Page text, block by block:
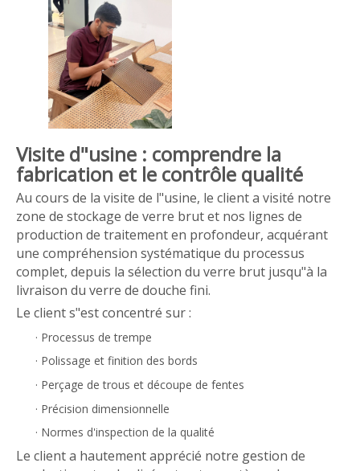
Visite d"usine : comprendre la
fabrication et le contrôle qualité
Au cours de la visite de l"usine, le client a visité notre
zone de stockage de verre brut et nos lignes de
production de traitement en profondeur, acquérant
une compréhension systématique du processus
complet, depuis la sélection du verre brut jusqu"à la
livraison du verre de douche fini.
Le client s"est concentré sur :
· Processus de trempe
· Polissage et finition des bords
· Perçage de trous et découpe de fentes
· Précision dimensionnelle
· Normes d'inspection de la qualité
Le client a hautement apprécié notre gestion de